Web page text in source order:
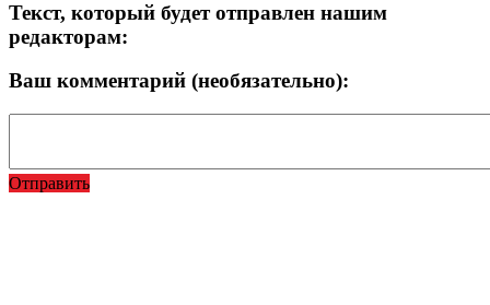
Текст, который будет отправлен нашим
редакторам:
Ваш комментарий (необязательно):
Отправить